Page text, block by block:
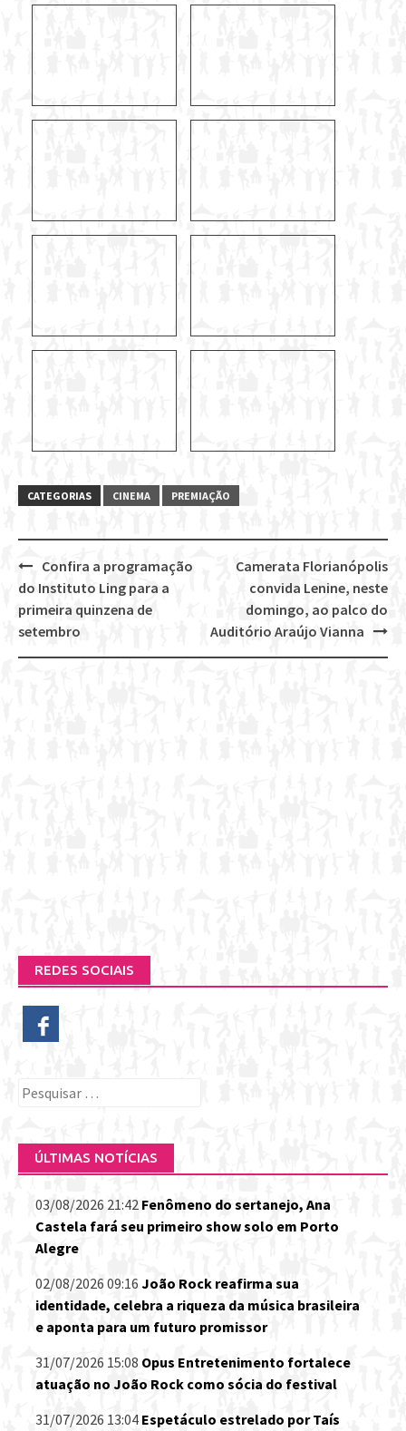
CATEGORIAS CINEMA PREMIAÇÃO
Post
navigation
Camerata Florianópolis
convida Lenine, neste
domingo, ao palco do
Auditório Araújo Vianna
Confira a programação
do Instituto Ling para a
primeira quinzena de
setembro
REDES SOCIAIS
Pesquisar
ÚLTIMAS NOTÍCIAS
03/08/2026 21:42 Fenômeno do sertanejo, Ana
Castela fará seu primeiro show solo em Porto
Alegre
02/08/2026 09:16 João Rock reafirma sua
identidade, celebra a riqueza da música brasileira
e aponta para um futuro promissor
31/07/2026 15:08 Opus Entretenimento fortalece
atuação no João Rock como sócia do festival
31/07/2026 13:04 Espetáculo estrelado por Taís